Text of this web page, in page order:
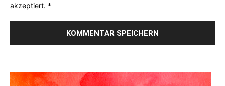
akzeptiert. *